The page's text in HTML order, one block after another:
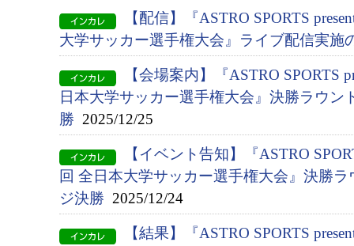
【配信】『ASTRO SPORTS
大学サッカー選手権大会』ライブ配信実施
【会場案内】『ASTRO SPORTS
日本大学サッカー選手権大会』決勝ラウン
勝 2025/12/25
【イベント告知】『ASTRO
回 全日本大学サッカー選手権大会』決勝
ジ決勝 2025/12/24
【結果】『ASTRO SPORTS